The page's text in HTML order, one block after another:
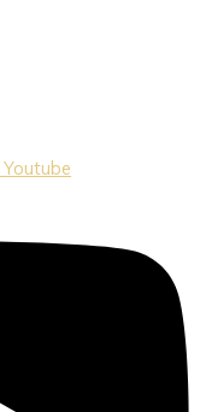
Youtube